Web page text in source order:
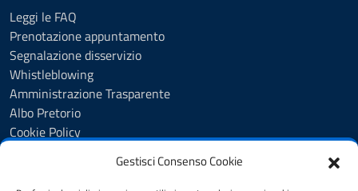
Gestisci Consenso Cookie
Leggi le FAQ
Prenotazione appuntamento
Segnalazione disservizio
Whistleblowing
Amministrazione Trasparente
Albo Pretorio
Cookie Policy
Dichiarazione di accessibilità